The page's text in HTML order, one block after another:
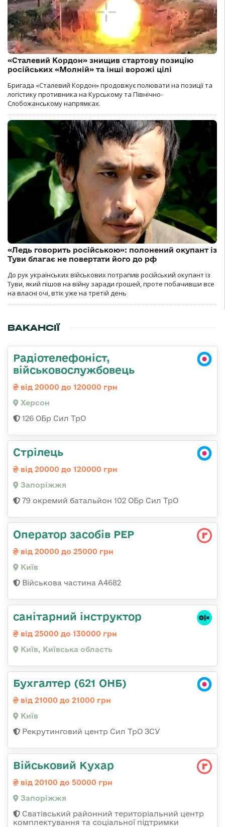
«Сталевий Кордон» знищив стартову позицію
російських «Молній» та інші ворожі цілі
Бригада «Сталевий Кордон» продовжує полювати на позиції та
логістику противника на Курському та Північно-
Слобожанському напрямках.
«Ледь говорить російською»: полонений окупант із
Туви благає не повертати його до рф
До рук українських військових потрапив російський окупант із
Туви, який пішов на війну заради грошей, проте побачивши все
на власні очі, втік уже на третій день
ВАКАНСІЇ
Радіотелефоніст,
військовослужбовець
від 20000 до 120000 грн
Херсон
126 ОБр Сил ТрО
Стрілець
від 20000 до 120000 грн
Запоріжжя
79 окремий батальйон 102 ОБр Сил ТрО
Оператор засобів РЕР
від 20000 до 25000 грн
Київ
Військова частина А4682
санітарний інструктор
від 25000 до 130000 грн
Київ, Київська область
Бухгалтер (621 ОНБ)
від 21000 до 21000 грн
Київ
Рекрутинговий центр Сил ТрО ЗСУ
Військовий Кухар
від 20100 до 50000 грн
Запоріжжя
Сватівський районний територіальний центр
комплектування та соціальної підтримки